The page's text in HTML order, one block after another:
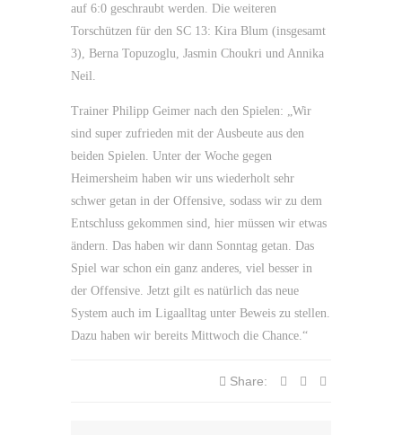
auf 6:0 geschraubt werden. Die weiteren
Torschützen für den SC 13: Kira Blum (insgesamt
3), Berna Topuzoglu, Jasmin Choukri und Annika
Neil.
Trainer Philipp Geimer nach den Spielen: „Wir
sind super zufrieden mit der Ausbeute aus den
beiden Spielen. Unter der Woche gegen
Heimersheim haben wir uns wiederholt sehr
schwer getan in der Offensive, sodass wir zu dem
Entschluss gekommen sind, hier müssen wir etwas
ändern. Das haben wir dann Sonntag getan. Das
Spiel war schon ein ganz anderes, viel besser in
der Offensive. Jetzt gilt es natürlich das neue
System auch im Ligaalltag unter Beweis zu stellen.
Dazu haben wir bereits Mittwoch die Chance.“
Share: